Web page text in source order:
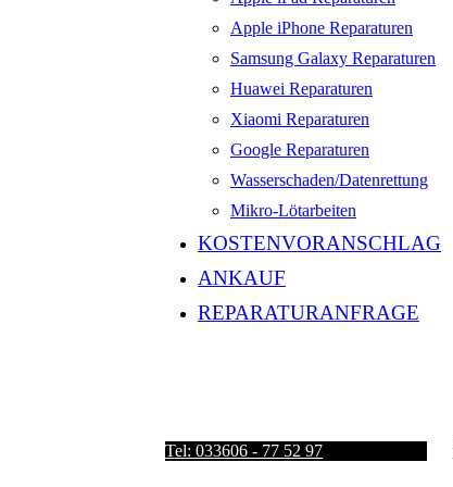
Apple iPhone Reparaturen
Samsung Galaxy Reparaturen
Huawei Reparaturen
Xiaomi Reparaturen
Google Reparaturen
Wasserschaden/Datenrettung
Mikro-Lötarbeiten
KOSTENVORANSCHLAG
ANKAUF
REPARATURANFRAGE
Tel: 033606 - 77 52 97